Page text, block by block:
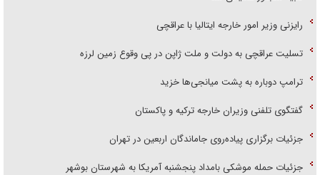
رایزنی وزیر امور خارجه ایتالیا با عراقچی
تسلیت عراقچی به دولت و ملت ژاپن در پی وقوع زمین لرزه
ترامپ دوباره به پشت میانجی‌ها خزید
گفتگوی تلفنی وزیران خارجه ترکیه و پاکستان
جزئیات برگزاری پیاده‌روی جاماندگان اربعین در تهران
جزئیات حمله موشکی بامداد پنجشنبه آمریکا به شهرستان بوشهر